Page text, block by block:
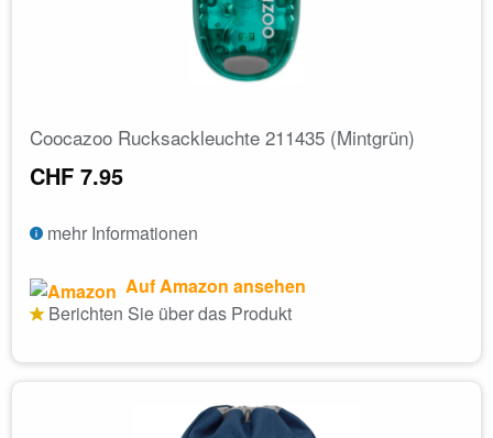
Coocazoo Rucksackleuchte 211435 (Mintgrün)
CHF 7.95
mehr Informationen
Auf Amazon ansehen
Berichten Sie über das Produkt